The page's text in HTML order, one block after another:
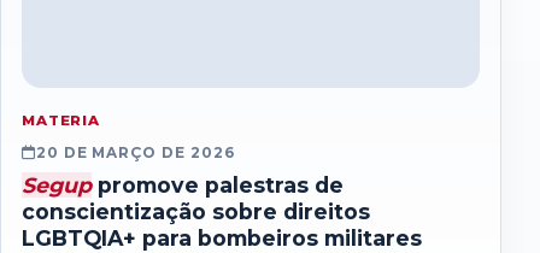
MATERIA
20 DE MARÇO DE 2026
Seguppromove palestras de
conscientização sobre direitos
LGBTQIA+ para bombeiros militares